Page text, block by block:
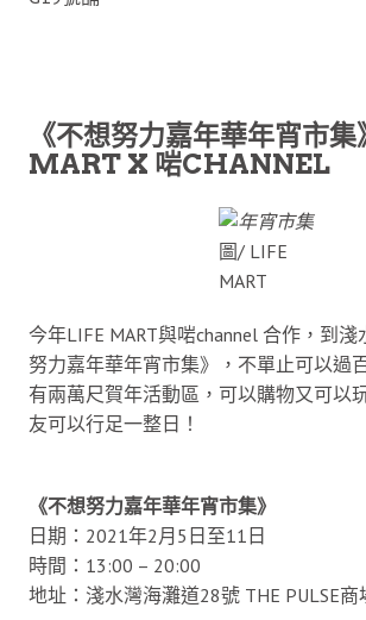
《不想努力嘉年華年宵市
MART X 啱CHANNEL
圖/ LIFE
MART
今年LIFE MART與啱channel 合作，到
努力嘉年華年宵市集》，不單止可以過
有兩萬尺賀年活動區，可以購物又可以
友可以行足一整日！
《不想努力嘉年華年宵市集》
日期：2021年2月5日至11日
時間：13:00 – 20:00
地址：淺水灣海灘道28號 THE PULSE